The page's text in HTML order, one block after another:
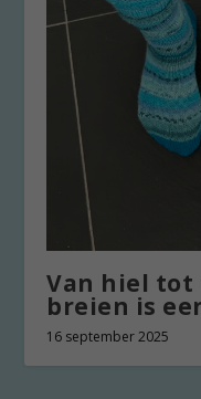
Van hiel tot
breien is
16 september 2025